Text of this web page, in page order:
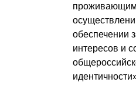
обеспечении
интересов и